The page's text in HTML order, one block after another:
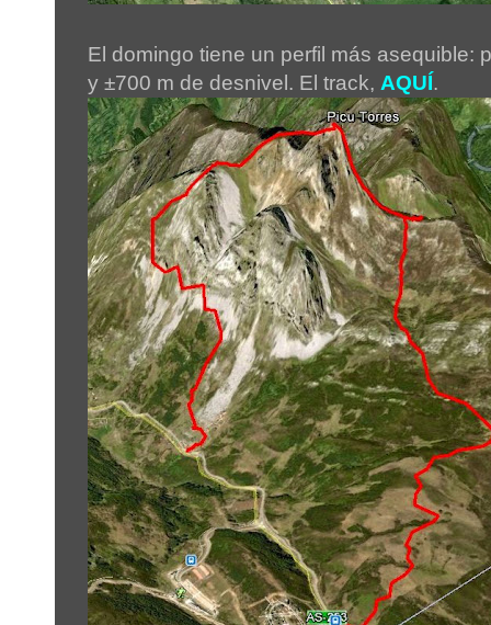
El domingo tiene un perfil más asequible:
y ±700 m de desnivel. El track, AQUÍ.